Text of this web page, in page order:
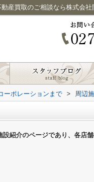
ーポレーションまで > 周辺
紹介のページであり、各店